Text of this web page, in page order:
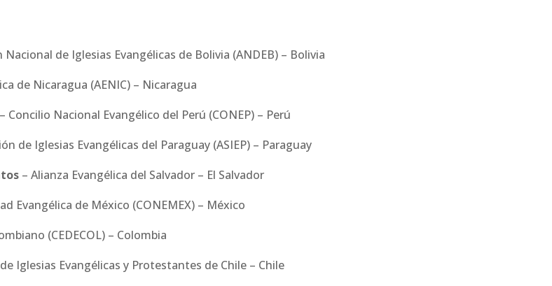
Nacional de Iglesias Evangélicas de Bolivia (ANDEB) – Bolivia
de Nicaragua (AENIC) – Nicaragua
– Concilio Nacional Evangélico del Perú (CONEP) – Perú
de Iglesias Evangélicas del Paraguay (ASIEP) – Paraguay
– Alianza Evangélica del Salvador – El Salvador
Evangélica de México (CONEMEX) – México
(CEDECOL) – Colombia
Iglesias Evangélicas y Protestantes de Chile – Chile